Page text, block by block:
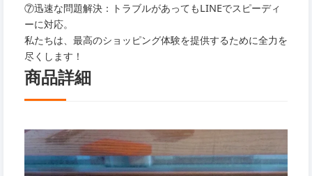
⑦迅速な問題解決：トラブルがあってもLINEでスピーディ
ーに対応。
私たちは、最高のショッピング体験を提供するために全力を
尽くします！
商品詳細